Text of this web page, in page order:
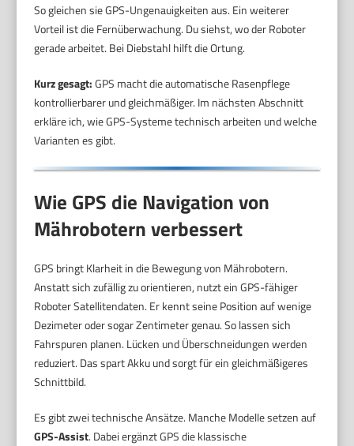
So gleichen sie GPS-Ungenauigkeiten aus. Ein weiterer
Vorteil ist die Fernüberwachung. Du siehst, wo der Roboter
gerade arbeitet. Bei Diebstahl hilft die Ortung.
Kurz gesagt:GPS macht die automatische Rasenpflege
kontrollierbarer und gleichmäßiger. Im nächsten Abschnitt
erkläre ich, wie GPS-Systeme technisch arbeiten und welche
Varianten es gibt.
Wie GPS die Navigation von
Mährobotern verbessert
GPS bringt Klarheit in die Bewegung von Mährobotern.
Anstatt sich zufällig zu orientieren, nutzt ein GPS-fähiger
Roboter Satellitendaten. Er kennt seine Position auf wenige
Dezimeter oder sogar Zentimeter genau. So lassen sich
Fahrspuren planen. Lücken und Überschneidungen werden
reduziert. Das spart Akku und sorgt für ein gleichmäßigeres
Schnittbild.
Es gibt zwei technische Ansätze. Manche Modelle setzen auf
GPS-Assist. Dabei ergänzt GPS die klassische